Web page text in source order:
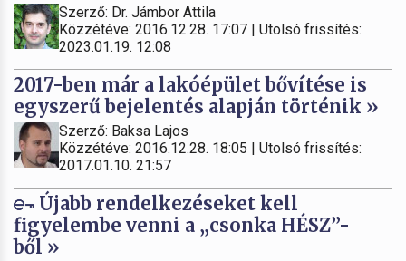
Szerző: Dr. Jámbor Attila
Közzétéve: 2016.12.28. 17:07 | Utolsó frissítés:
2023.01.19. 12:08
2017-ben már a lakóépület bővítése is
egyszerű bejelentés alapján történik »
Szerző: Baksa Lajos
Közzétéve: 2016.12.28. 18:05 | Utolsó frissítés:
2017.01.10. 21:57
Újabb rendelkezéseket kell
figyelembe venni a „csonka HÉSZ”-
ből »